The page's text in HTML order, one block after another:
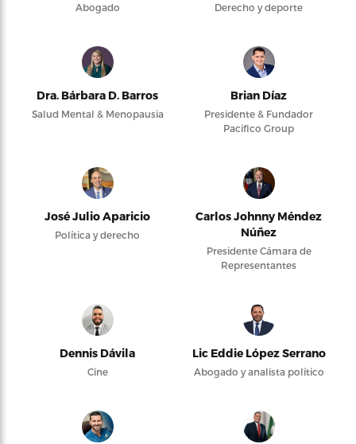
Abogado Derecho y deporte
Dra. Bárbara D. Barros
Salud Mental & Menopausia
Brian Díaz
Presidente & Fundador
Pacifico Group
José Julio Aparicio
Política y derecho
Carlos Johnny Méndez
Núñez
Presidente Cámara de
Representantes
Dennis Dávila
Cine
Lic Eddie López Serrano
Abogado y analista político